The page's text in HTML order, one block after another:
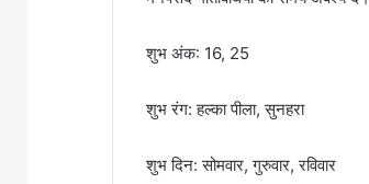
शुभ अंक: 16, 25
शुभ रंग: हल्का पीला, सुनहरा
शुभ दिन: सोमवार, गुरुवार, रविवार